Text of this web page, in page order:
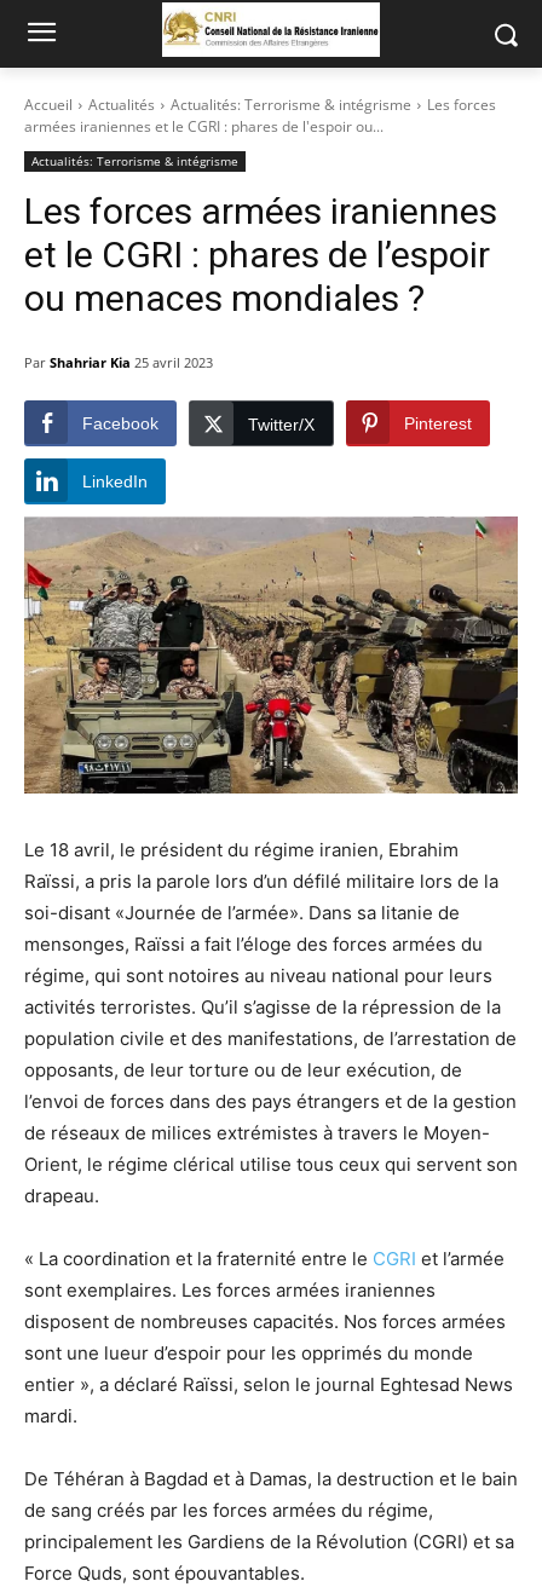
Accueil Actualités Actualités: Terrorisme & intégrisme
Les forces
armées iraniennes et le CGRI : phares de l'espoir ou...
Actualités: Terrorisme & intégrisme
Les forces armées iraniennes
et le CGRI : phares de l’espoir
ou menaces mondiales ?
Par Shahriar Kia 25 avril 2023
Facebook Twitter/X Pinterest
LinkedIn
Le 18 avril, le président du régime iranien, Ebrahim
Raïssi, a pris la parole lors d’un défilé militaire lors de la
soi-disant «Journée de l’armée». Dans sa litanie de
mensonges, Raïssi a fait l’éloge des forces armées du
régime, qui sont notoires au niveau national pour leurs
activités terroristes. Qu’il s’agisse de la répression de la
population civile et des manifestations, de l’arrestation de
opposants, de leur torture ou de leur exécution, de
l’envoi de forces dans des pays étrangers et de la gestion
de réseaux de milices extrémistes à travers le Moyen-
Orient, le régime clérical utilise tous ceux qui servent son
drapeau.
« La coordination et la fraternité entre le CGRI et l’armée
sont exemplaires. Les forces armées iraniennes
disposent de nombreuses capacités. Nos forces armées
sont une lueur d’espoir pour les opprimés du monde
entier », a déclaré Raïssi, selon le journal Eghtesad News
mardi.
De Téhéran à Bagdad et à Damas, la destruction et le bain
de sang créés par les forces armées du régime,
principalement les Gardiens de la Révolution (CGRI) et sa
Force Quds, sont épouvantables.